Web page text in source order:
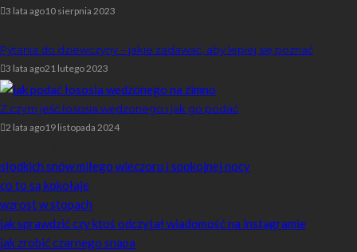
3 lata ago10 sierpnia 2023
Pytania do dziewczyny – jakie zadawać, aby lepiej się poznać
3 lata ago21 lutego 2023
Z czym jeść łososia wędzonego i jak go podać
2 lata ago19 listopada 2024
słodkich snów miłego wieczoru i spokojnej nocy
co to są kokołaje
wzrost w stopach
jak sprawdzić czy ktoś odczytał wiadomość na instagramie
jak zrobić czarnego snapa